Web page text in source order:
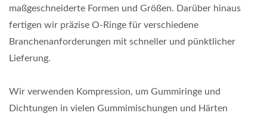
maßgeschneiderte Formen und Größen. Darüber hinaus
fertigen wir präzise O-Ringe für verschiedene
Branchenanforderungen mit schneller und pünktlicher
Lieferung.
Wir verwenden Kompression, um Gummiringe und
Dichtungen in vielen Gummimischungen und Härten